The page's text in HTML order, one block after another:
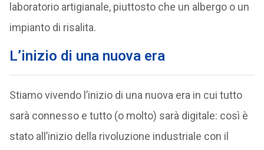
laboratorio artigianale, piuttosto che un albergo o un
impianto di risalita.
L’inizio di una nuova era
Stiamo vivendo l’inizio di una nuova era in cui tutto
sarà connesso e tutto (o molto) sarà digitale: così è
stato all’inizio della rivoluzione industriale con il